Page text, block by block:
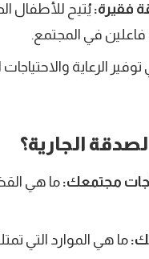
فقيرة: يُتيح للأطفال
في المجتمع.
الرعاية
الجارية؟
مجتمعك:ما هي
ما هي الموارد التي